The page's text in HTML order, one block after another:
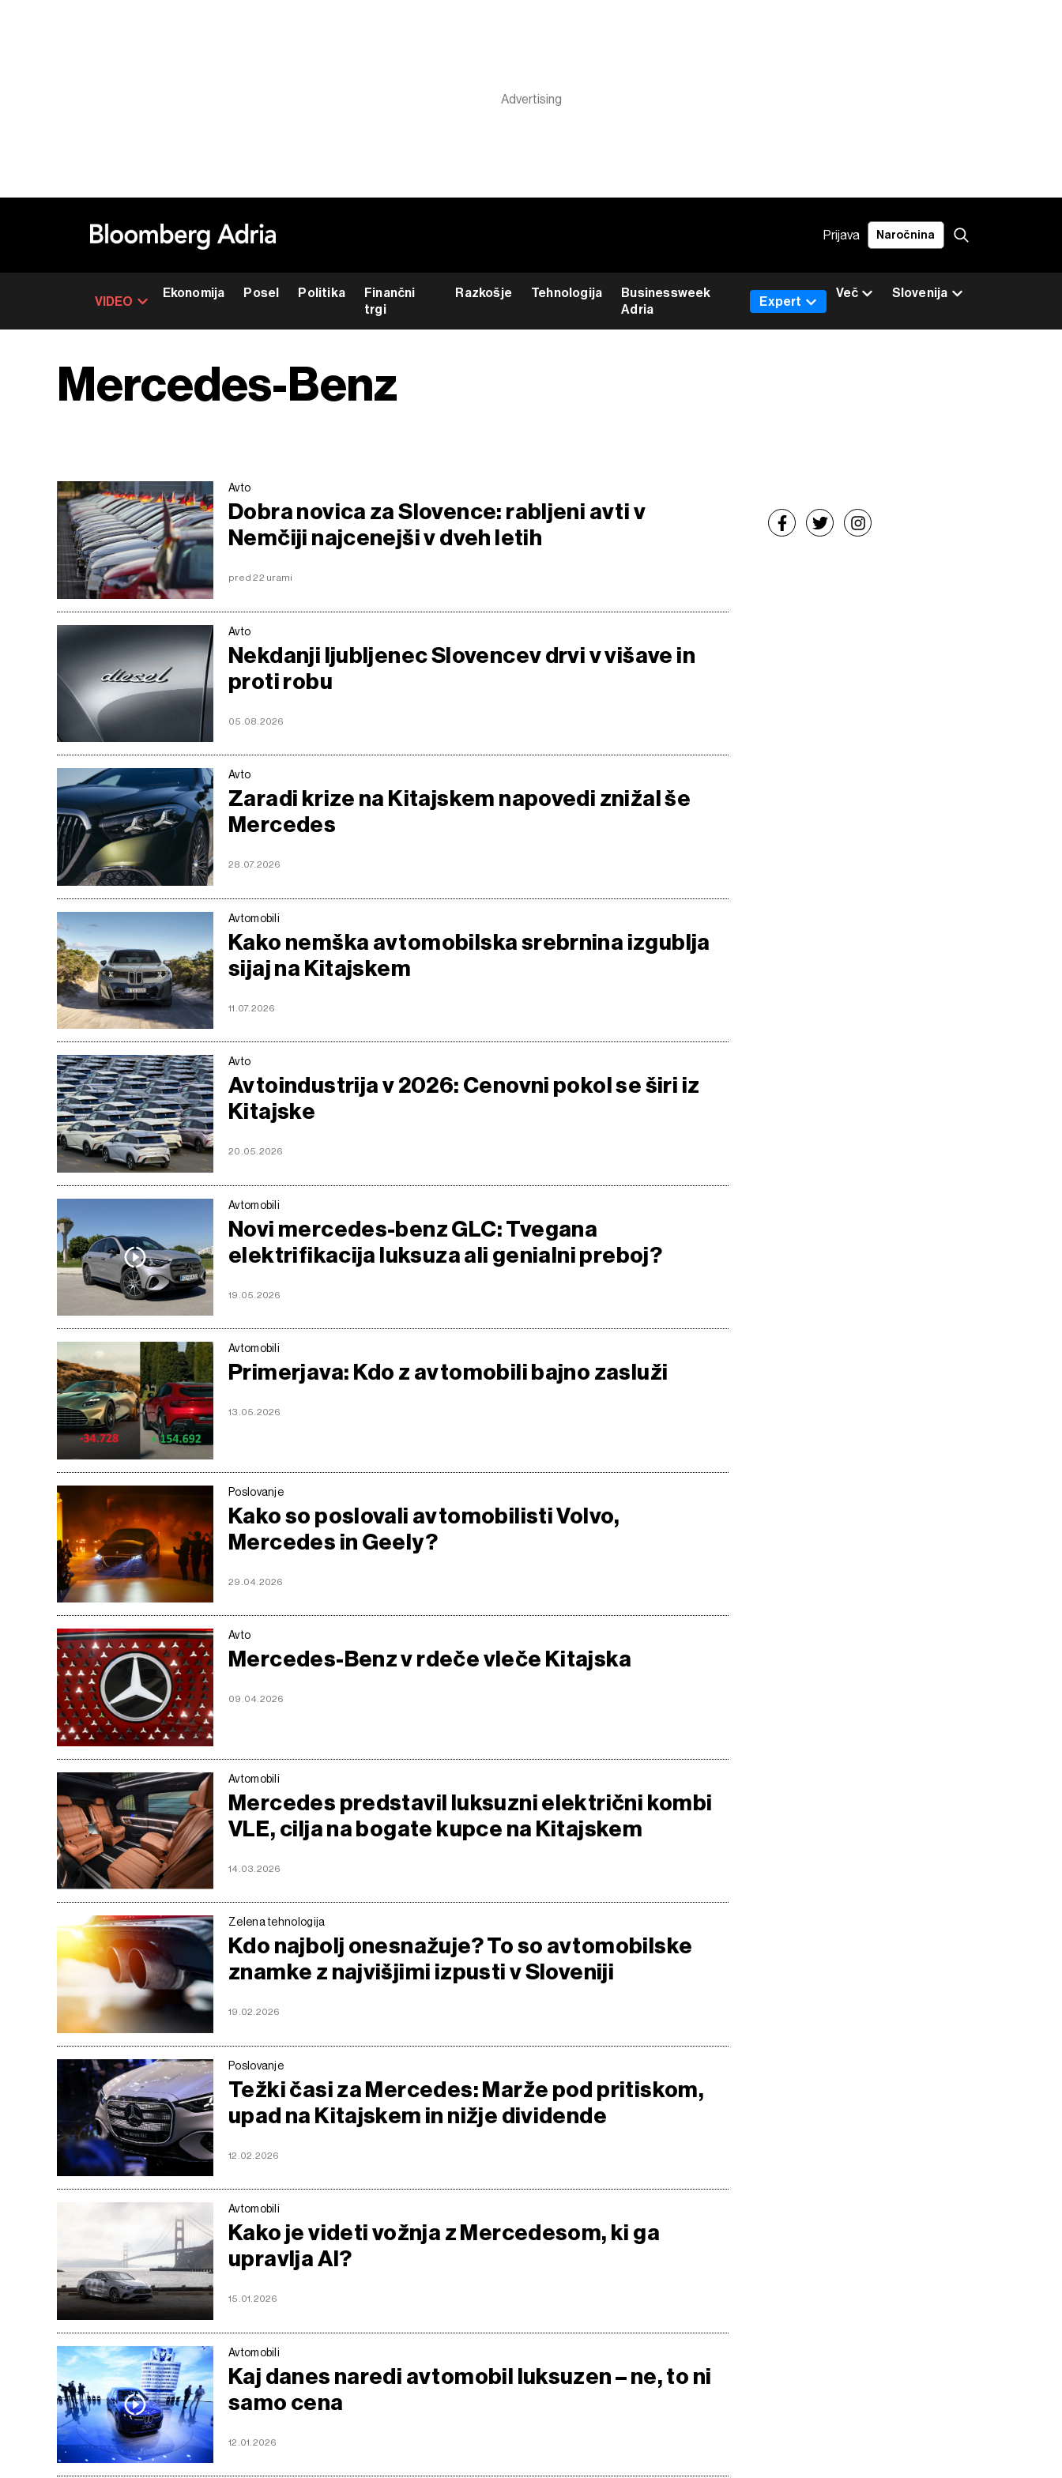
Prijava Naročnina
VIDEO
Ekonomija Posel Politika
Finančni
trgi
Razkošje Tehnologija
Businessweek
Adria
Slovenija
Expert
Več
Mercedes-Benz
Avto
Dobra novica za Slovence: rabljeni avti v
Nemčiji najcenejši v dveh letih
pred 22 urami
Avto
Nekdanji ljubljenec Slovencev drvi v višave in
proti robu
05.08.2026
Avto
Zaradi krize na Kitajskem napovedi znižal še
Mercedes
28.07.2026
Avtomobili
Kako nemška avtomobilska srebrnina izgublja
sijaj na Kitajskem
11.07.2026
Avto
Avtoindustrija v 2026: Cenovni pokol se širi iz
Kitajske
20.05.2026
Avtomobili
Novi mercedes-benz GLC: Tvegana
elektrifikacija luksuza ali genialni preboj?
19.05.2026
Avtomobili
Primerjava: Kdo z avtomobili bajno zasluži
13.05.2026
Poslovanje
Kako so poslovali avtomobilisti Volvo,
Mercedes in Geely?
29.04.2026
Avto
Mercedes-Benz v rdeče vleče Kitajska
09.04.2026
Avtomobili
Mercedes predstavil luksuzni električni kombi
VLE, cilja na bogate kupce na Kitajskem
14.03.2026
Zelena tehnologija
Kdo najbolj onesnažuje? To so avtomobilske
znamke z najvišjimi izpusti v Sloveniji
19.02.2026
Poslovanje
Težki časi za Mercedes: Marže pod pritiskom,
upad na Kitajskem in nižje dividende
12.02.2026
Avtomobili
Kako je videti vožnja z Mercedesom, ki ga
upravlja AI?
15.01.2026
Avtomobili
Kaj danes naredi avtomobil luksuzen – ne, to ni
samo cena
12.01.2026